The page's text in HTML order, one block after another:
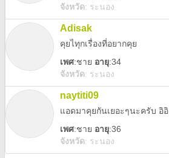
จังหวัด: ระนอง
Adisak
คุยไทุกเรื่องที่อยากคุย
เพศ:ชาย อายุ:34
จังหวัด: ระนอง
naytiti09
แอดมาคุยกันเยอะๆนะครับ อิอิ
เพศ:ชาย อายุ:36
จังหวัด: ระนอง